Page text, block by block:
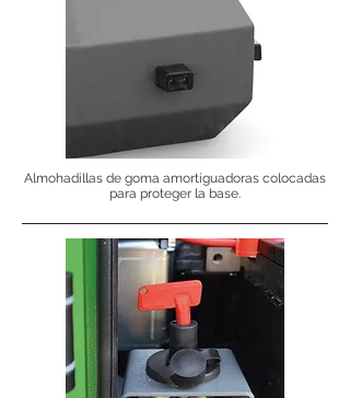
Almohadillas de goma amortiguadoras colocadas
para proteger la base.